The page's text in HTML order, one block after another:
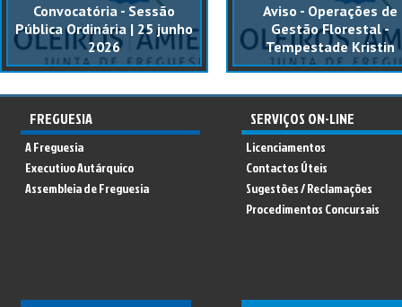
Convocatória - Sessão
Pública Ordinária | 25 junho
2026
Aviso - Operações de
Gestão Florestal -
Tempestade Kristin
FREGUESIA
A Freguesia
Executivo Autárquico
Assembleia de Freguesia
SERVIÇOS ON-LINE
Licenciamentos
Contactos Úteis
Sugestões / Reclamações
Procedimentos Concursais